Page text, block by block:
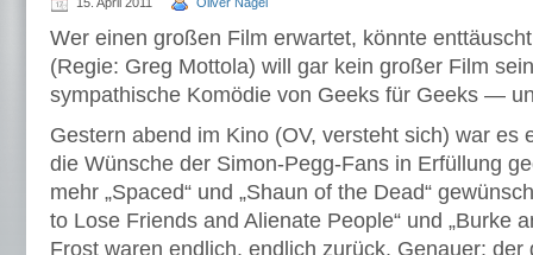
Wer einen großen Film erwartet, könnte
(Regie: Greg Mottola) will gar kein großer Film
sympathische Komödie von Geeks für Geeks —
Gestern abend im Kino (OV, versteht sich) war es
die Wünsche der Simon-Pegg-Fans in Erfüllung
mehr „Spaced“ und „Shaun of the Dead“
to Lose Friends and Alienate People“ und „Burke
Frost waren endlich, endlich zurück. Genauer: der